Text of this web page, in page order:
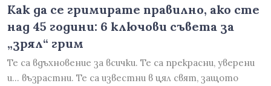
Как да се гримирате правилно, ако сте
над 45 години: 6 ключови съвета за
„зрял“ грим
Те са вдъхновение за всички. Те са прекрасни, уверени
и... възрастни. Те са известни в цял свят, защото